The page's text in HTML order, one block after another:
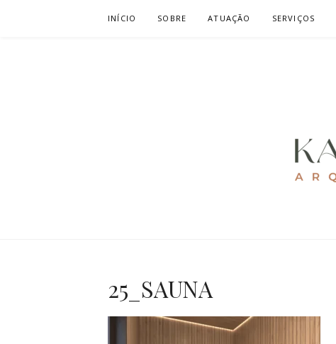
INÍCIO SOBRE ATUAÇÃO SERVIÇOS
25_SAUNA